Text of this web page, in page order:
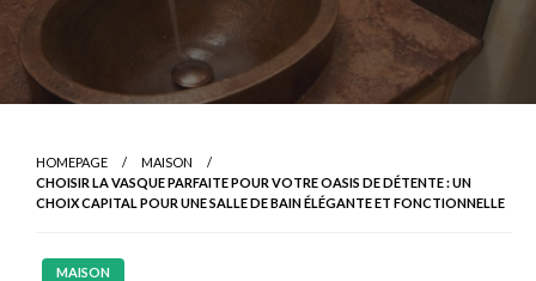
HOMEPAGE
MAISON
CHOISIR LA VASQUE PARFAITE POUR VOTRE OASIS DE DÉTENTE : UN
CHOIX CAPITAL POUR UNE SALLE DE BAIN ÉLÉGANTE ET FONCTIONNELLE
MAISON